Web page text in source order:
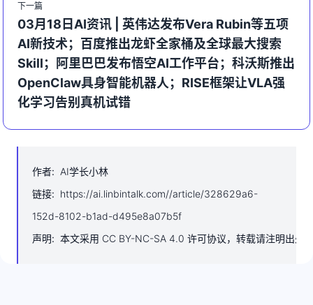
下一篇
03月18日AI资讯 | 英伟达发布Vera Rubin等五项
AI新技术；百度推出龙虾全家桶及全球最大搜索
Skill；阿里巴巴发布悟空AI工作平台；科沃斯推出
OpenClaw具身智能机器人；RISE框架让VLA强
化学习告别真机试错
作者: AI学长小林
链接: https://ai.linbintalk.com//article/328629a6-
152d-8102-b1ad-d495e8a07b5f
声明: 本文采用 CC BY-NC-SA 4.0 许可协议，转载请注明出处